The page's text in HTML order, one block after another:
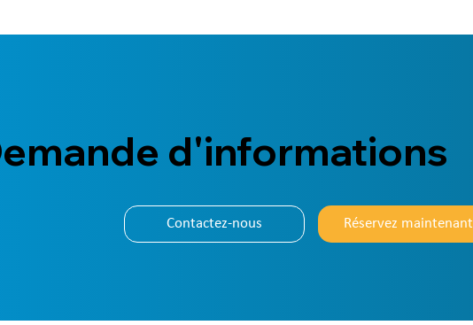
d'informations
Contactez-nous Réservez maintenant